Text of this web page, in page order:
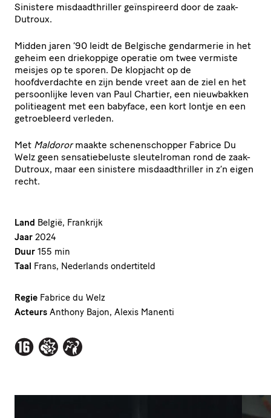
Sinistere misdaadthriller geïnspireerd door de zaak-
Dutroux.
Midden jaren ‘90 leidt de Belgische gendarmerie in het
geheim een driekoppige operatie om twee vermiste
meisjes op te sporen. De klopjacht op de
hoofdverdachte en zijn bende vreet aan de ziel en het
persoonlijke leven van Paul Chartier, een nieuwbakken
politieagent met een babyface, een kort lontje en een
getroebleerd verleden.
Met Maldorormaakte schenenschopper Fabrice Du
Welz geen sensatiebeluste sleutelroman rond de zaak-
Dutroux, maar een sinistere misdaadthriller in z’n eigen
recht.
Land België, Frankrijk
Jaar 2024
Duur 155 min
Taal Frans, Nederlands ondertiteld
Regie Fabrice du Welz
Acteurs Anthony Bajon, Alexis Manenti